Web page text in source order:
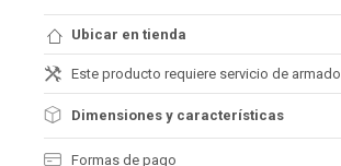
Ubicar en tienda
Este producto requiere servicio de armado
Dimensiones y características
Formas de pago